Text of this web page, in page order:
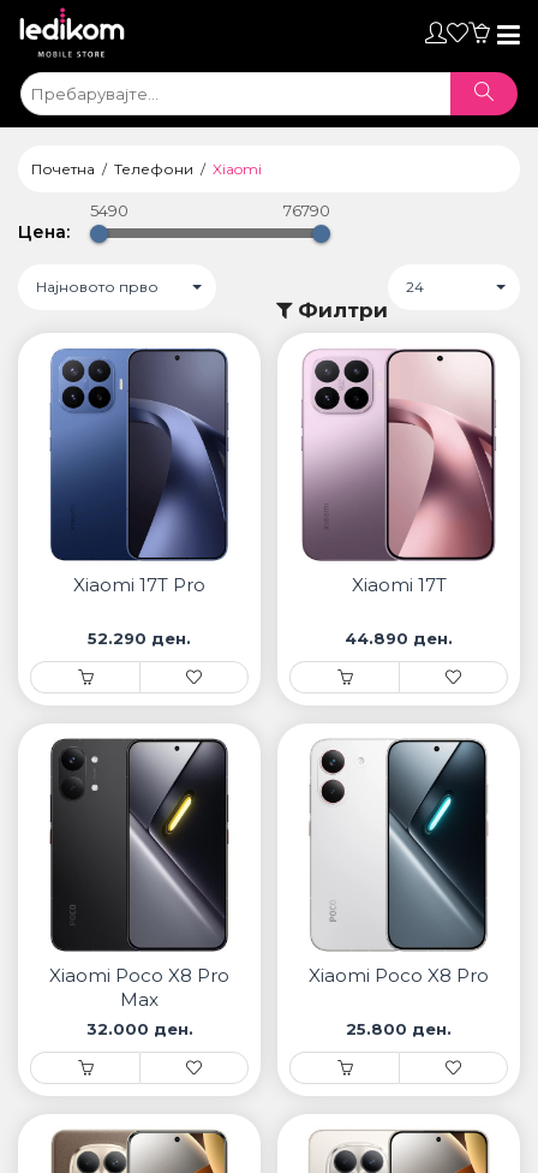
Почетна Телефони Xiaomi
Цена:
5490 76790
Најновото прво 24
Филтри
Xiaomi 17T Pro
52.290 ден.
Xiaomi 17T
44.890 ден.
Xiaomi Poco X8 Pro
Max
32.000 ден.
Xiaomi Poco X8 Pro
25.800 ден.
ТАБЛЕТИ
• Xiaomi
ПАМЕТНИ ЧАСОВНИЦИ
• Apple watch
• Galaxy watch
• Xiaomi
• Останато
PLAYSTATION
ПАМЕТНИ УРЕДИ ЗА БЕЗБЕДНОСТ
ПРОЕКТОРИ